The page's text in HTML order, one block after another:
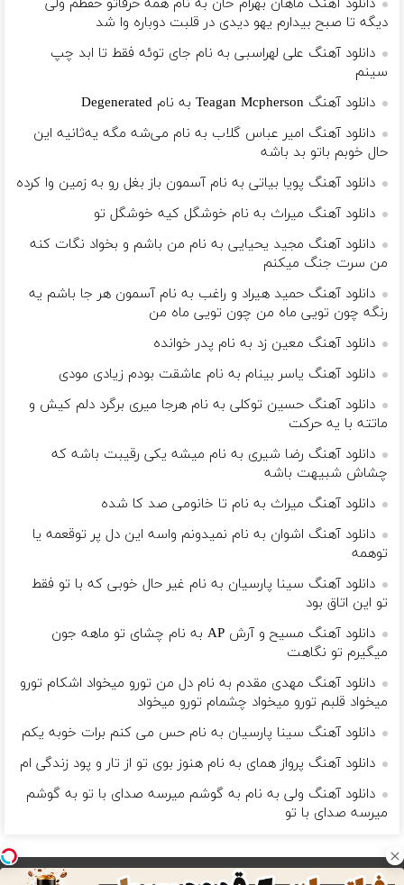
دانلود آهنگ ماهان بهرام خان به نام همه حرفاتو حفظم ولی
دیگه تا صبح بیدارم یهو دیدی در قلبت دوباره وا شد
دانلود آهنگ علی لهراسبی به نام جای توئه فقط تا ابد چپ
سینم
دانلود آهنگ Teagan Mcpherson به نام Degenerated
دانلود آهنگ امیر عباس گلاب به نام می‌شه مگه یه‌ثانیه این
حال خوبم باتو بد باشه
دانلود آهنگ پویا بیاتی به نام آسمون باز بغل رو به زمین وا کرده
دانلود آهنگ میراث به نام خوشگل کیه خوشگل تو
دانلود آهنگ مجید یحیایی به نام من باشم و بخواد نگات کنه
من سرت جنگ میکنم
دانلود آهنگ حمید هیراد و راغب به نام آسمون هر جا باشم یه
رنگه چون تویی ماه من چون تویی ماه من
دانلود آهنگ معین زد به نام پدر خوانده
دانلود آهنگ یاسر بینام به نام عاشقت بودم زیادی مودی
دانلود آهنگ حسین توکلی به نام هرجا میری برگرد دلم کیش و
ماتته با یه حرکت
دانلود آهنگ رضا شیری به نام میشه یکی رقیبت باشه که
چشاش شبیهت باشه
دانلود آهنگ میراث به نام تا خانومی صد کا شده
دانلود آهنگ اشوان به نام نمیدونم واسه این دل پر توقعمه یا
توهمه
دانلود آهنگ سینا پارسیان به نام غیر حال خوبی که با تو فقط
تو این اتاق بود
دانلود آهنگ مسیح و آرش AP به نام چشای تو ماهه جون
میگیرم تو نگاهت
دانلود آهنگ مهدی مقدم به نام دل من تورو میخواد اشکام تورو
میخواد قلبم تورو میخواد چشمام تورو میخواد
دانلود آهنگ سینا پارسیان به نام حس می کنم برات خوبه یکم
دانلود آهنگ پرواز همای به نام هنوز بوی تو از تار و پود زندگی ام
دانلود آهنگ ولی به نام به گوشم میرسه صدای با تو به گوشم
میرسه صدای با تو